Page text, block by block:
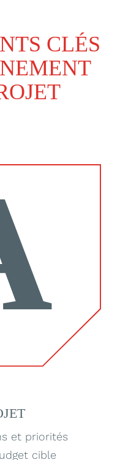
CLÉS
et priorités
cible